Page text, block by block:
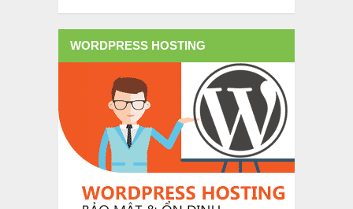
WORDPRESS HOSTING